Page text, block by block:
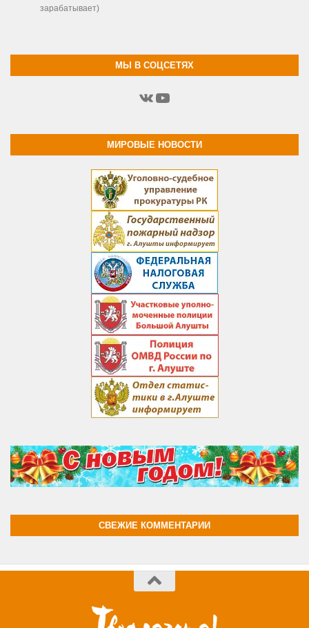
зарабатывает)
МЫ В СОЦСЕТЯХ
ВКонтакте
YouTube
МИРОВЫЕ НОВОСТИ
СВЕЖИЕ КОММЕНТАРИИ